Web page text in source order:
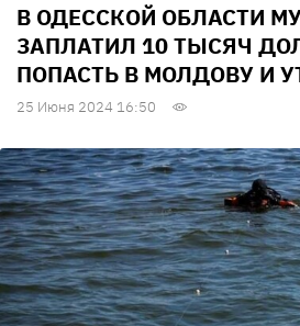
В ОДЕССКОЙ ОБЛАСТИ
ЗАПЛАТИЛ 10 ТЫСЯЧ
ПОПАСТЬ В МОЛДОВУ И
25 Июня 2024 16:50